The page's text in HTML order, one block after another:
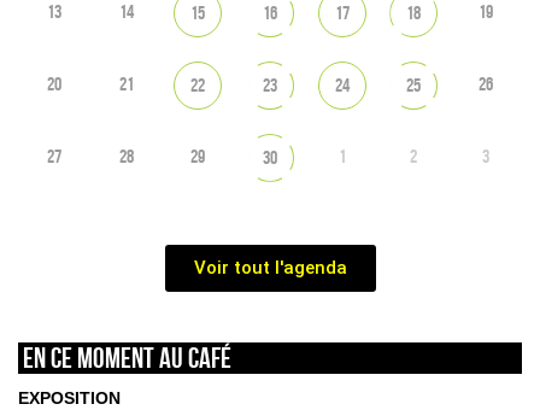
13 14 15 16 17 18 19
20 21 22 23 24 25 26
27 28 29 30 1 2 3
Voir tout l'agenda
En ce moment au café
EXPOSITION